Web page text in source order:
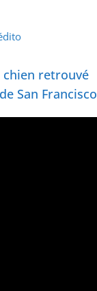
retrouvé
San Francisco